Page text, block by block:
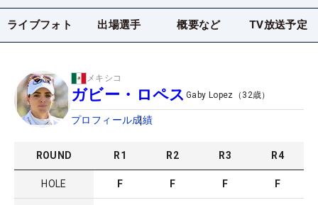
ライブフォト 出場選手 概要など TV放送予定
メキシコ
ガビー・ロペス Gaby Lopez （ 32歳）
プロフィール成績
ROUND R1 R2 R3 R4
HOLE F F F F